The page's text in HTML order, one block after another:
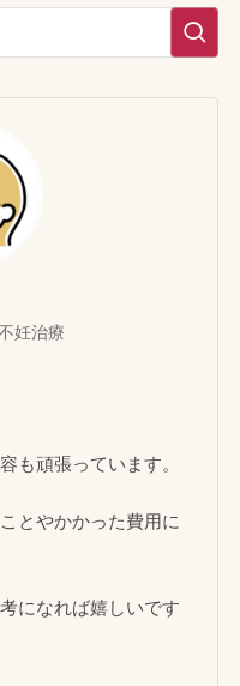
妊治療
も頑張っています。
とやかかった費用に
になれば嬉しいです